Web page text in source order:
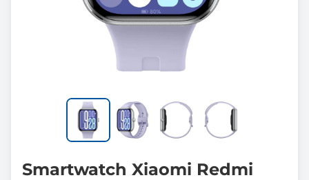
Smartwatch Xiaomi Redmi